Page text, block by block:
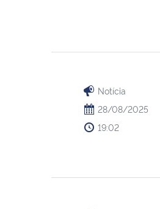
Notícia
28/08/2025
19:02